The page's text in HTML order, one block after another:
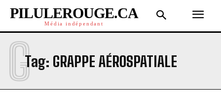
PILULEROUGE.CA
Média indépendant
Tag: GRAPPE AÉROSPATIALE
G